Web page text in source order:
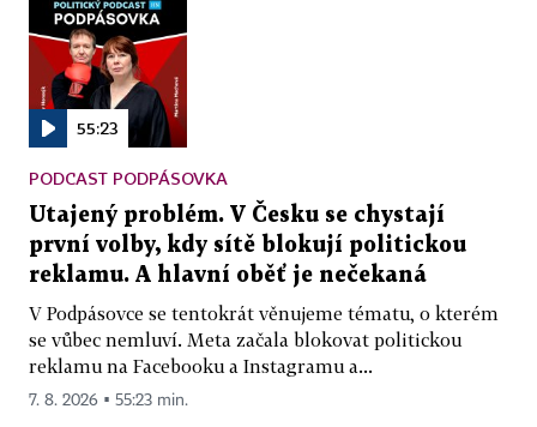
55:23
PODCAST PODPÁSOVKA
Utajený problém. V Česku se chystají
první volby, kdy sítě blokují politickou
reklamu. A hlavní oběť je nečekaná
V Podpásovce se tentokrát věnujeme tématu, o kterém
se vůbec nemluví. Meta začala blokovat politickou
reklamu na Facebooku a Instagramu a...
7. 8. 2026 ▪ 55:23 min.